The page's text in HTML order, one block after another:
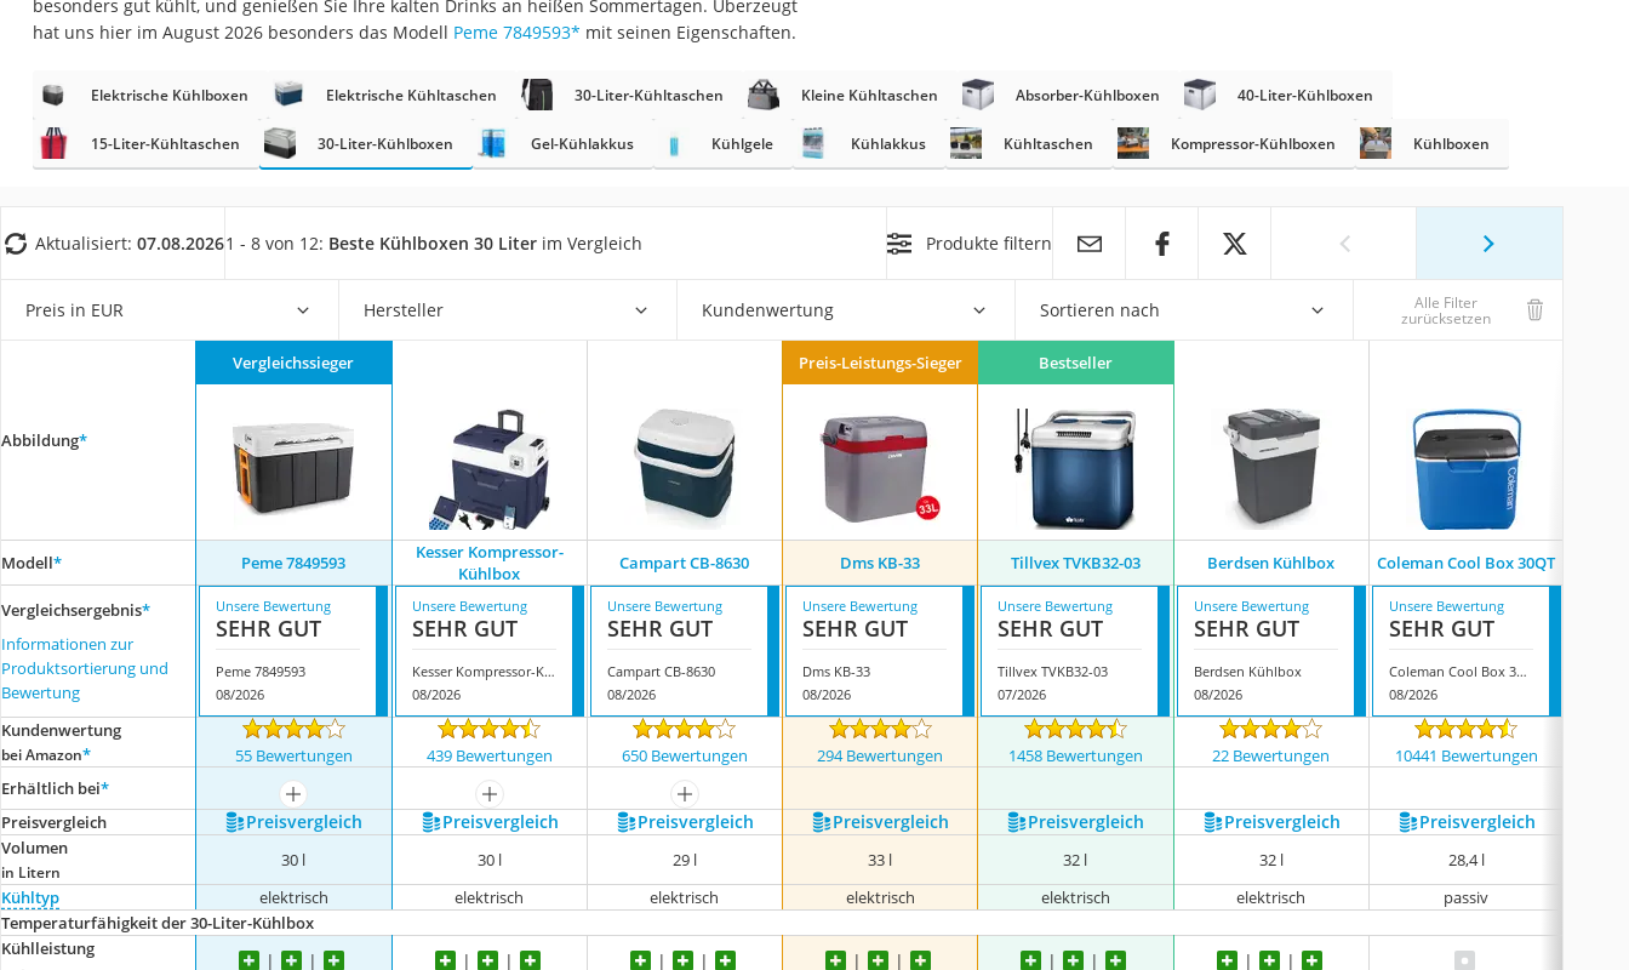
Saug-Wisch-Roboter
Milchaufschäumer
Kondenstrockner
Reiskocher
Tierhaarstaubsauger
Nespresso-Maschine
besonders gut kühlt, und genießen Sie Ihre kalten Drinks an heißen Sommertagen. Überzeugt
hat uns hier im August 2026 besonders das Modell Peme 7849593* mit seinen Eigenschaften.
Elektrische Kühlboxen Elektrische Kühltaschen 30-Liter-Kühltaschen Kleine Kühltaschen Absorber-Kühlboxen 40-Liter-Kühlboxen
15-Liter-Kühltaschen 30-Liter-Kühlboxen Gel-Kühlakkus Kühlgele Kühlakkus Kühltaschen Kompressor-Kühlboxen Kühlboxen
Aktualisiert: 07.08.20261 - 8 von 12: Beste Kühlboxen 30 Liter im Vergleich Produkte filtern
Preis in EUR Hersteller Kundenwertung Sortieren nach Alle Filter
zurücksetzen
Abbildung*
Vergleichssieger Preis-Leistungs-Sieger Bestseller
Modell* Peme 7849593
Kesser Kompressor-
Kühlbox
Campart CB-8630 Dms KB-33 Tillvex TVKB32-03 Berdsen Kühlbox Coleman Cool Box 30QT
Vergleichsergebnis*
Informationen zur
Produktsortierung und
Bewertung
Unsere Bewertung
SEHR GUT
Peme 7849593
08/2026
Unsere Bewertung
SEHR GUT
Kesser Kompressor-Kühlbox
08/2026
Unsere Bewertung
SEHR GUT
Campart CB-8630
08/2026
Unsere Bewertung
SEHR GUT
Dms KB-33
08/2026
Unsere Bewertung
SEHR GUT
Tillvex TVKB32-03
07/2026
Unsere Bewertung
SEHR GUT
Berdsen Kühlbox
08/2026
Unsere Bewertung
SEHR GUT
Coleman Cool Box 30QT
08/2026
Kundenwertung
bei Amazon* 55 Bewertungen 439 Bewertungen 650 Bewertungen 294 Bewertungen 1458 Bewertungen 22 Bewertungen 10441 Bewertungen
Erhältlich bei*
mehr anzeigen mehr anzeigen
mehr anzeigen
Preis­vergleich
Preis­vergleich Preis­vergleich Preis­vergleich Preis­vergleich Preis­vergleich Preis­vergleich Preis­vergleich
Volumen
in Litern
30 l 30 l 29 l 33 l 32 l 32 l
28,4 l
Kühltyp
elektrisch elektrisch elektrisch elektrisch elektrisch elektrisch
passiv
Temperaturfähigkeit der 30-Liter-Kühlbox
Kühlleistung